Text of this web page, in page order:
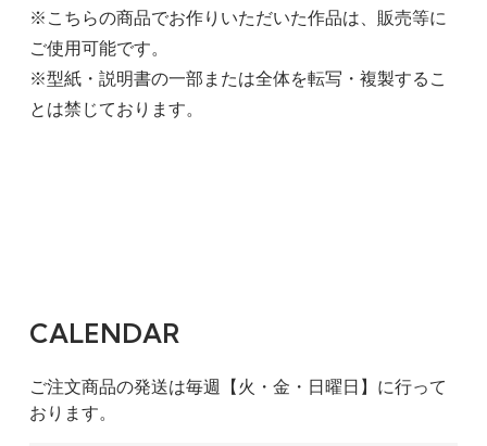
※こちらの商品でお作りいただいた作品は、販売等に
ご使用可能です。
※型紙・説明書の一部または全体を転写・複製するこ
とは禁じております。
CALENDAR
ご注文商品の発送は毎週【火・金・日曜日】に行って
おります。